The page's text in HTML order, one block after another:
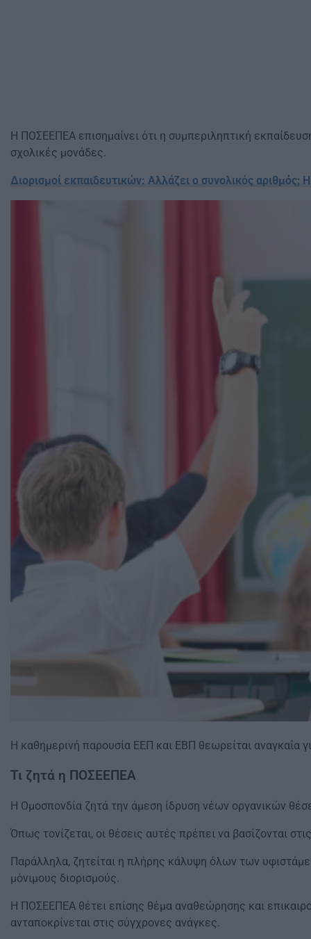
Η ΠΟΣΕΕΠΕΑ επισημαίνει ότι η συμπεριληπτική
σχολικές μονάδες.
Διορισμοί εκπαιδευτικών: Αλλάζει ο συνολικός αριθμός;
Η καθημερινή παρουσία ΕΕΠ και ΕΒΠ θεωρείται αναγκαία
Τι ζητά η ΠΟΣΕΕΠΕΑ
Η Ομοσπονδία ζητά την άμεση ίδρυση νέων οργανικών
Όπως τονίζεται, οι θέσεις αυτές πρέπει να βασίζονται
Παράλληλα, ζητείται η πλήρης κάλυψη όλων των
μόνιμους διορισμούς.
Η ΠΟΣΕΕΠΕΑ θέτει επίσης θέμα αναθεώρησης και
ανταποκρίνεται στις σύγχρονες ανάγκες.